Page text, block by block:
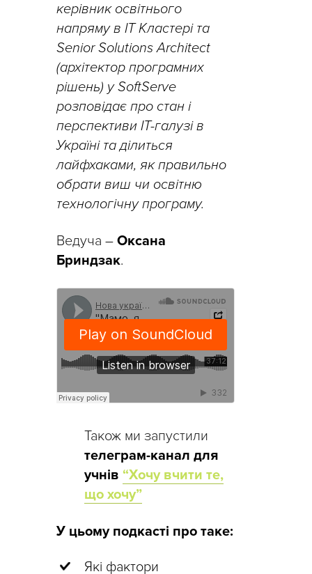
керівник освітнього
напряму в ІТ Кластері та
Senior Solutions Architect
(архітектор програмних
рішень) у SoftServe
розповідає про стан і
перспективи IT-галузі в
Україні та ділиться
лайфхаками, як правильно
обрати виш чи освітню
технологічну програму.
Ведуча – Оксана
Бриндзак.
Також ми запустили
телеграм-канал для
учнів “Хочу вчити те,
що хочу”
У цьому подкасті про таке:
Які фактори